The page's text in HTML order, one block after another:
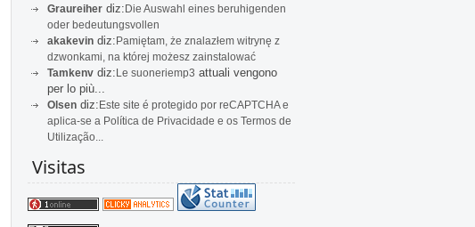
Graureiher diz:Die Auswahl eines beruhigenden
oder bedeutungsvollen
akakevin diz:Pamiętam, że znalazłem witrynę z
dzwonkami, na której możesz zainstalować
Tamkenv diz:Le suoneriemp3 attuali vengono
per lo più...
Olsen diz:Este site é protegido por reCAPTCHA e
aplica-se a Política de Privacidade e os Termos de
Utilização...
Visitas